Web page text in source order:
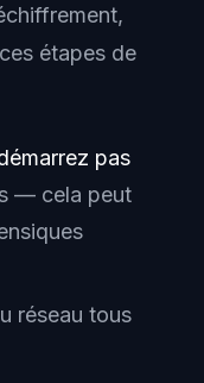
étapes de
pas
— cela peut
réseau tous